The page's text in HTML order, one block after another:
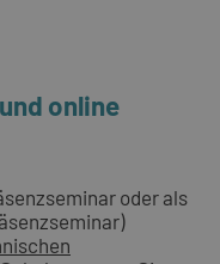
online
oder als